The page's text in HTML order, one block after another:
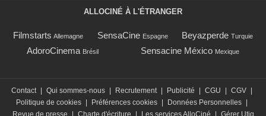
ALLOCINÉ À L'ÉTRANGER
Filmstarts Allemagne SensaCine Espagne Beyazperde Turquie
AdoroCinema Brésil Sensacine México Mexique
Contact Qui sommes-nous Recrutement Publicité CGU CGV
Politique de cookies
Préférences cookies Données Personnelles